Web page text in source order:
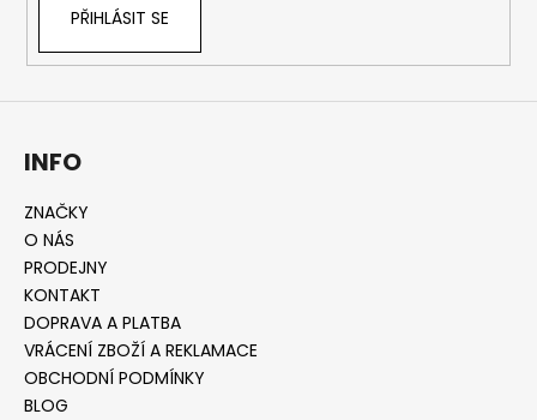
PŘIHLÁSIT SE
INFO
ZNAČKY
O NÁS
PRODEJNY
KONTAKT
DOPRAVA A PLATBA
VRÁCENÍ ZBOŽÍ A REKLAMACE
OBCHODNÍ PODMÍNKY
BLOG